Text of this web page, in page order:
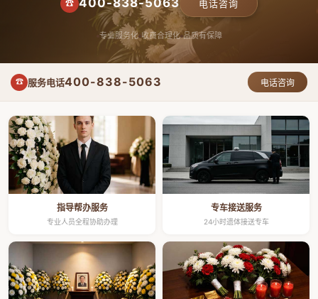
☎ 400-838-5063 电话咨询
专业服务化 收费合理化 品质有保障
☎ 服务电话400-838-5063 电话咨询
指导帮办服务
专业人员全程协助办理
专车接送服务
24小时遗体接送专车